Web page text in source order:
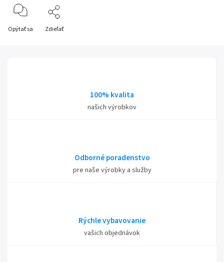
Opýtať sa Zdieľať
100% kvalita
našich výrobkov
Odborné poradenstvo
pre naše výrobky a služby
Rýchle vybavovanie
vašich objednávok